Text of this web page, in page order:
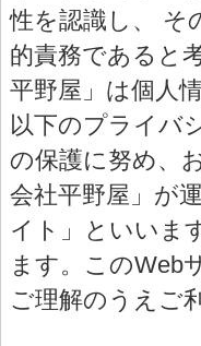
性を認識し、 そ
的責務であると
平野屋」は個人
以下のプライバ
の保護に努め、
会社平野屋」が
イト」といいま
ます。このWeb
ご理解のうえご